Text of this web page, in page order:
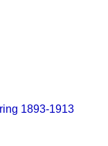
1893-1913